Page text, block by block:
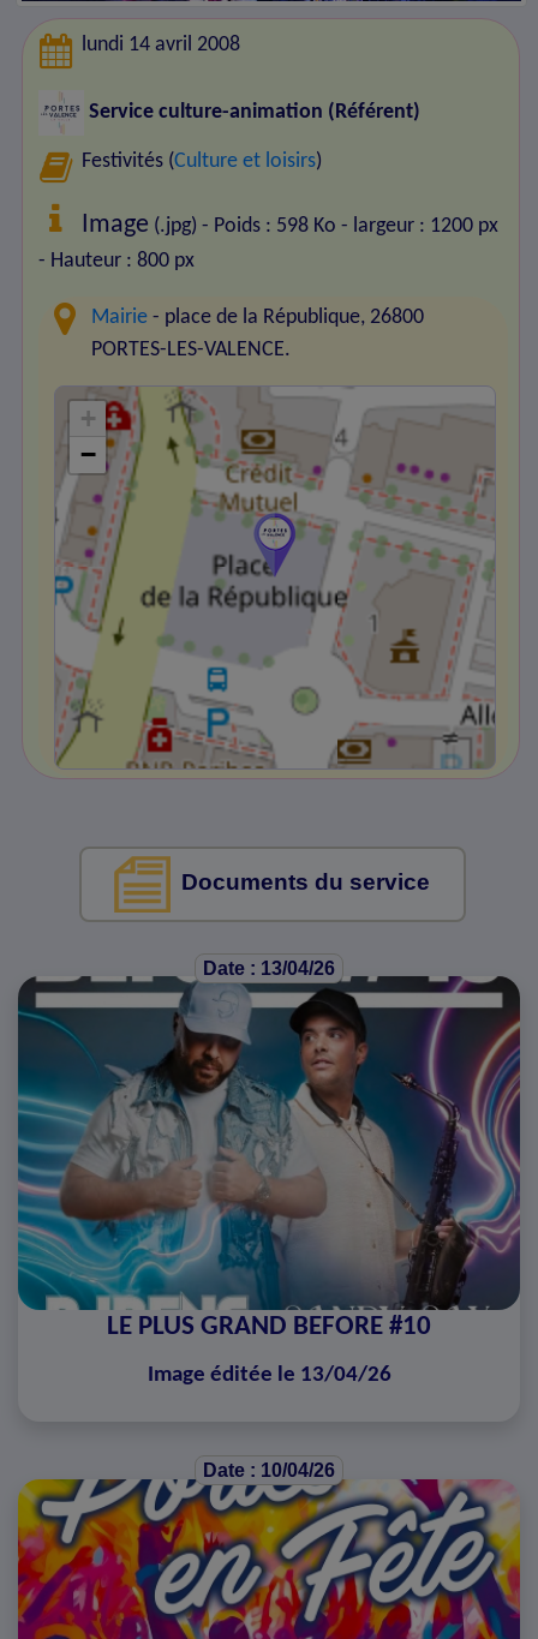
lundi 14 avril 2008
Service culture-animation (Référent)
Festivités (Culture et loisirs)
Image (.jpg) - Poids : 598 Ko - largeur : 1200 px
- Hauteur : 800 px
Mairie - place de la République, 26800
PORTES-LES-VALENCE.
+
−
Documents du service
Date : 13/04/26
LE PLUS GRAND BEFORE #10
Image éditée le 13/04/26
Date : 10/04/26